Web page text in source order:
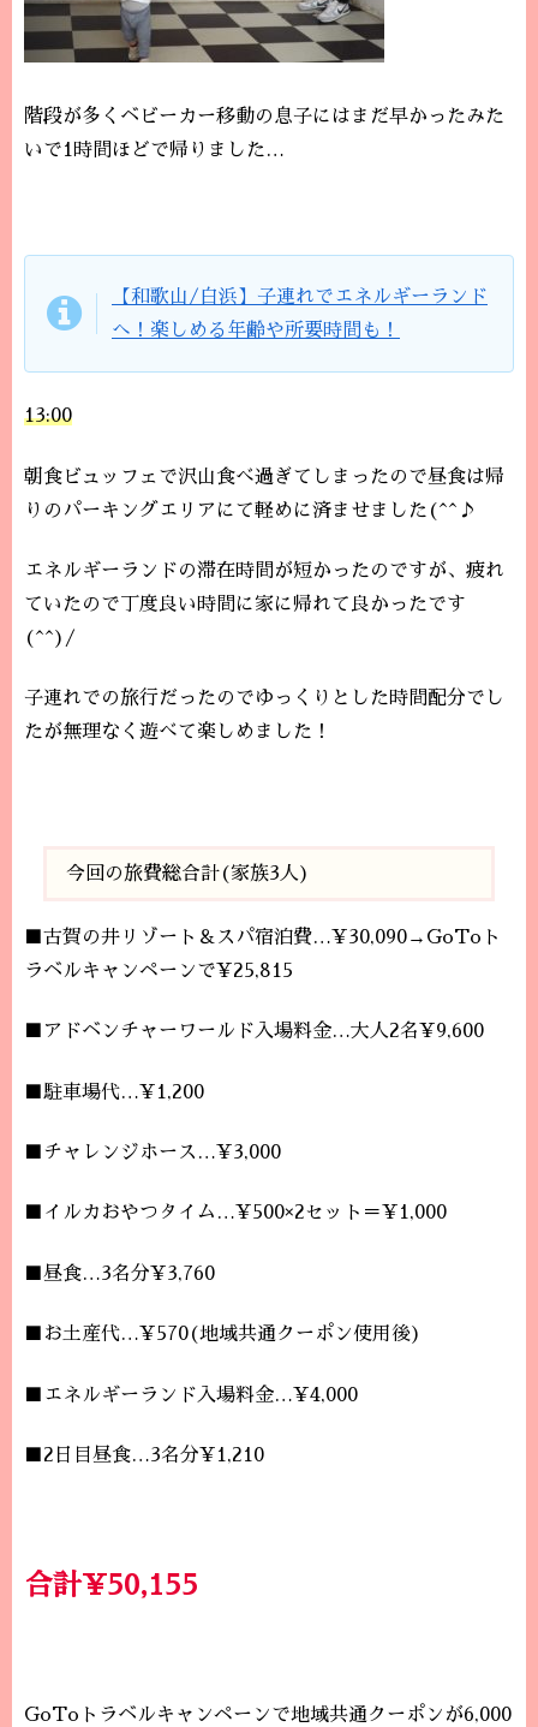
階段が多くベビーカー移動の息子にはまだ早かったみた
いで1時間ほどで帰りました…
【和歌山/白浜】子連れでエネルギーランド
へ！楽しめる年齢や所要時間も！
13:00
朝食ビュッフェで沢山食べ過ぎてしまったので昼食は帰
りのパーキングエリアにて軽めに済ませました(^^♪
エネルギーランドの滞在時間が短かったのですが、疲れ
ていたので丁度良い時間に家に帰れて良かったです
(^^)/
子連れでの旅行だったのでゆっくりとした時間配分でし
たが無理なく遊べて楽しめました！
今回の旅費総合計(家族3人)
■古賀の井リゾート＆スパ宿泊費…¥30,090→GoToト
ラベルキャンペーンで¥25,815
■アドベンチャーワールド入場料金…大人2名¥9,600
■駐車場代…¥1,200
■チャレンジホース…¥3,000
■イルカおやつタイム…¥500×2セット＝¥1,000
■昼食…3名分¥3,760
■お土産代…¥570(地域共通クーポン使用後)
■エネルギーランド入場料金…¥4,000
■2日目昼食…3名分¥1,210
合計¥50,155
GoToトラベルキャンペーンで地域共通クーポンが6,000